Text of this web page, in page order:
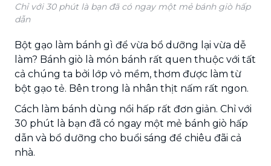
Chỉ với 30 phút là bạn đã có ngay một mẻ bánh giò hấp
dẫn
Bột gạo làm bánh gì để vừa bổ dưỡng lại vừa dễ
làm? Bánh giò là món bánh rất quen thuộc với tất
cả chúng ta bởi lớp vỏ mềm, thơm được làm từ
bột gạo tẻ. Bên trong là nhân thịt nấm rất ngon.
Cách làm bánh dùng nồi hấp rất đơn giản. Chỉ với
30 phút là bạn đã có ngay một mẻ bánh giò hấp
dẫn và bổ dưỡng cho buổi sáng để chiêu đãi cả
nhà.